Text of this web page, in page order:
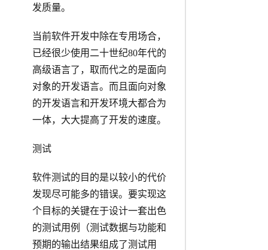
发质量。
当前软件开发中除在专用场合，
已经很少使用二十世纪80年代的
高级语言了，取而代之的是面向
对象的开发语言。而且面向对象
的开发语言和开发环境大都合为
一体，大大提高了开发的速度。
测试
软件测试的目的是以较小的代价
发现尽可能多的错误。要实现这
个目标的关键在于设计一套出色
的测试用例（测试数据与功能和
预期的输出结果组成了测试用